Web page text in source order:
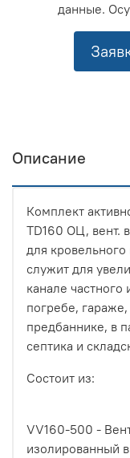
данные.
Описание
Комплект
TD160 ОЦ, вент.
для
служит для
канале
погребе,
предбаннике, в
септика и
Состоит из:
VV160-500 -
изолированный